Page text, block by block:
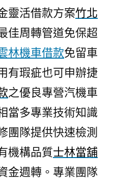
靈活借款方案竹北
佳周轉管道免保超
林機車借款免留車
有瑕疵也可申辦捷
之優良專營汽機車
當多專業技術知識
團隊提供快速檢測
機構品質士林當舖
金週轉。專業團隊